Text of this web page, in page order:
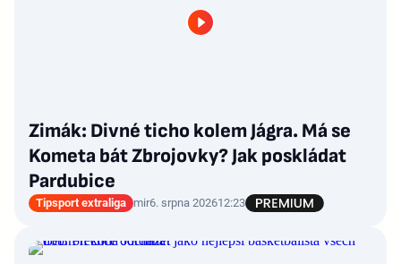
Zimák: Divné ticho kolem Jágra. Má se
Kometa bát Zbrojovky? Jak poskládat
Pardubice
Tipsport extraliga mir6. srpna 202612:23